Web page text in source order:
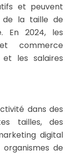
et peuvent
de la taille de
En 2024, les
commerce
les salaires
dans des
tailles, des
digital
organismes de